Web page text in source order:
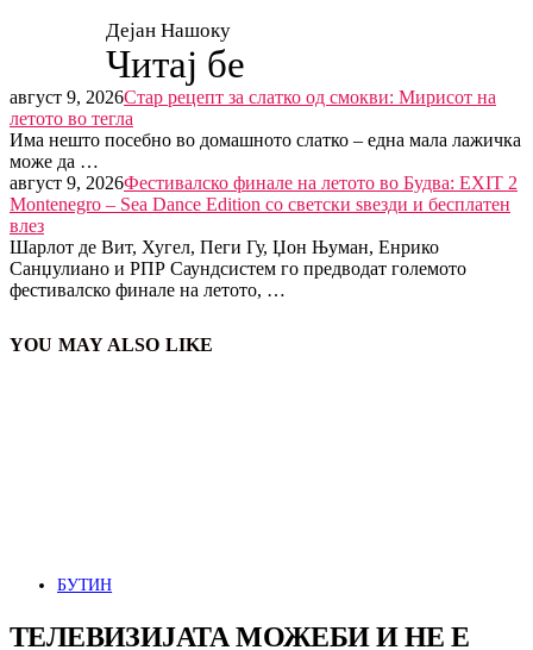
Дејан Нашоку
Читај бе
август 9, 2026Стар рецепт за слатко од смокви: Мирисот на
летото во тегла
Има нешто посебно во домашното слатко – една мала лажичка
може да …
август 9, 2026Фестивалско финале на летото во Будва: EXIT 2
Montenegro – Sea Dance Edition со светски ѕвезди и бесплатен
влез
Шарлот де Вит, Хугел, Пеги Гу, Џон Њуман, Енрико
Санџулиано и РПР Саундсистем го предводат големото
фестивалско финале на летото, …
YOU MAY ALSO LIKE
БУТИН
ТЕЛЕВИЗИЈАТА МОЖЕБИ И НЕ Е